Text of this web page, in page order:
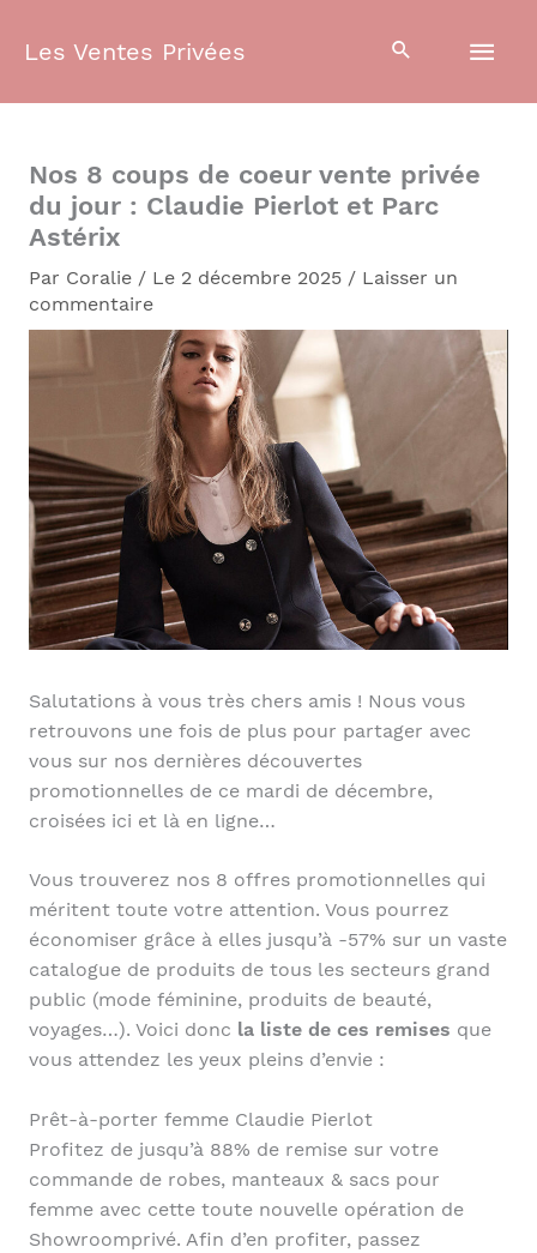
Les Ventes Privées
Nos 8 coups de coeur vente privée
du jour : Claudie Pierlot et Parc
Astérix
Par Coralie / Le 2 décembre 2025 / Laisser un
commentaire
Salutations à vous très chers amis ! Nous vous
retrouvons une fois de plus pour partager avec
vous sur nos dernières découvertes
promotionnelles de ce mardi de décembre,
croisées ici et là en ligne…
Vous trouverez nos 8 offres promotionnelles qui
méritent toute votre attention. Vous pourrez
économiser grâce à elles jusqu’à -57% sur un vaste
catalogue de produits de tous les secteurs grand
public (mode féminine, produits de beauté,
voyages…). Voici donc la liste de ces remises que
vous attendez les yeux pleins d’envie :
Prêt-à-porter femme Claudie Pierlot
Profitez de jusqu’à 88% de remise sur votre
commande de robes, manteaux & sacs pour
femme avec cette toute nouvelle opération de
Showroomprivé. Afin d’en profiter, passez